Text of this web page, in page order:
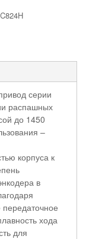
серии
распашных
до 1450
–
корпуса к
в
хода
для